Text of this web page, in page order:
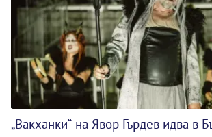
„Вакханки“ на Явор Гърдев идва в